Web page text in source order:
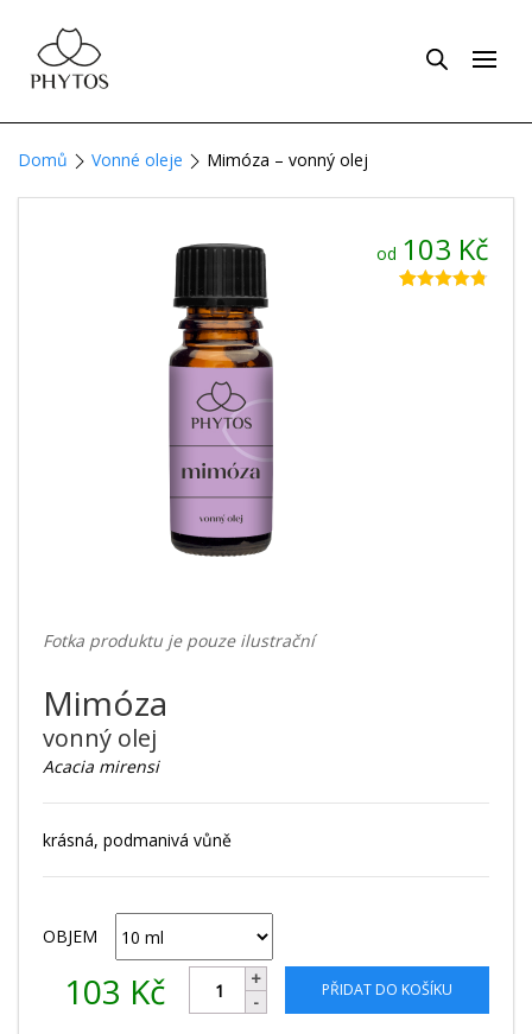
Domů Vonné oleje Mimóza – vonný olej
Fotka produktu je pouze ilustrační
Mimóza
vonný olej
Acacia mirensi
krásná, podmanivá vůně
od 103 Kč
OBJEM
103 Kč PŘIDAT DO KOŠÍKU